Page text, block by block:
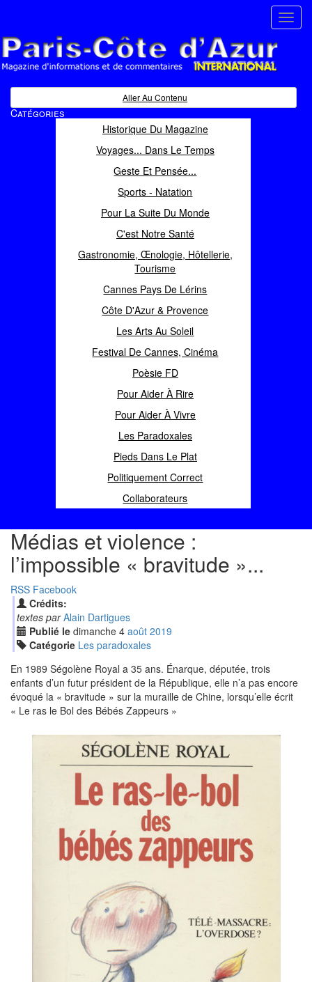
Magazine d'informations et de commentaires
Aller Au Contenu
Catégories
Historique Du Magazine
Voyages... Dans Le Temps
Geste Et Pensée...
Sports - Natation
Pour La Suite Du Monde
C'est Notre Santé
Gastronomie, Œnologie, Hôtellerie,
Tourisme
Cannes Pays De Lérins
Côte D'Azur & Provence
Les Arts Au Soleil
Festival De Cannes, Cinéma
Poèsie FD
Pour Aider À Rire
Pour Aider À Vivre
Les Paradoxales
Pieds Dans Le Plat
Politiquement Correct
Collaborateurs
Médias et violence :
l’impossible « bravitude »...
RSS Facebook
Crédits:
textes par Alain Dartigues
Publié le dimanche 4 août 2019
Catégorie Les paradoxales
En 1989 Ségolène Royal a 35 ans. Énarque, députée, trois
enfants d’un futur président de la République, elle n’a pas encore
évoqué la « bravitude » sur la muraille de Chine, lorsqu’elle écrit
« Le ras le Bol des Bébés Zappeurs »